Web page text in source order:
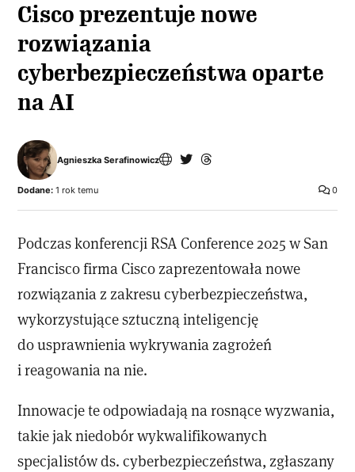
Cisco prezentuje nowe
rozwiązania
cyberbezpieczeństwa oparte
na AI
Agnieszka Serafinowicz
0
Dodane: 1 rok temu
Podczas konferencji RSA Conference 2025 w San
Francisco firma Cisco zaprezentowała nowe
rozwiązania z zakresu cyberbezpieczeństwa,
wykorzystujące sztuczną inteligencję
do usprawnienia wykrywania zagrożeń
i reagowania na nie.
Innowacje te odpowiadają na rosnące wyzwania,
takie jak niedobór wykwalifikowanych
specjalistów ds. cyberbezpieczeństwa, zgłaszany